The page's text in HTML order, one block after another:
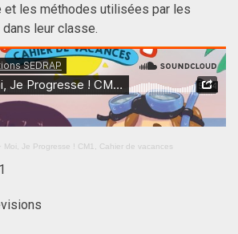
et les méthodes utilisées par les
leur classe.
· Moi, Je Progresse ! CM1, Cahier de vacances